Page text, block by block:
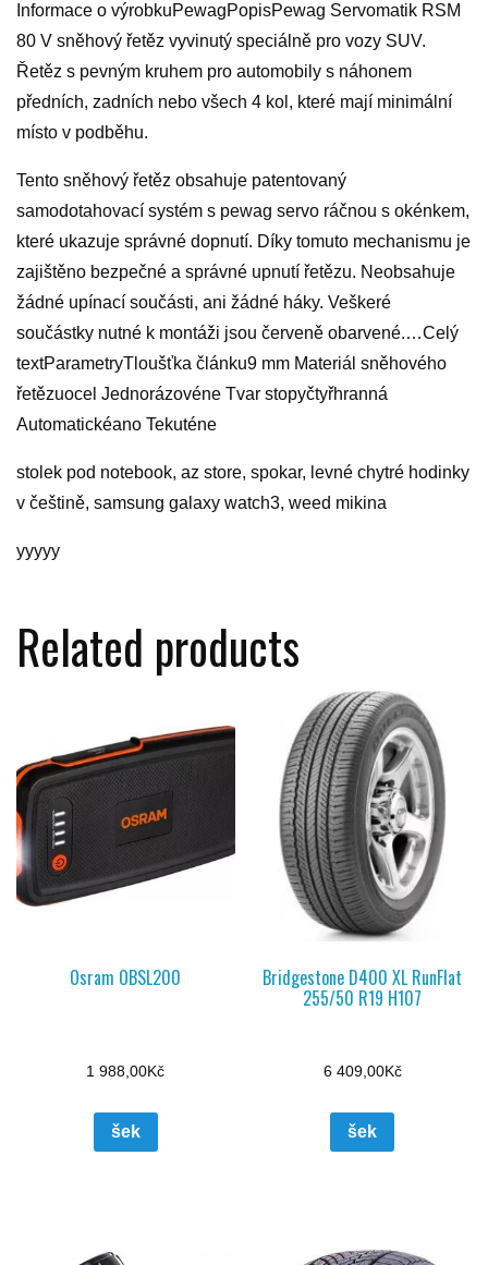
Informace o výrobkuPewagPopisPewag Servomatik RSM
80 V sněhový řetěz vyvinutý speciálně pro vozy SUV.
Řetěz s pevným kruhem pro automobily s náhonem
předních, zadních nebo všech 4 kol, které mají minimální
místo v podběhu.
Tento sněhový řetěz obsahuje patentovaný
samodotahovací systém s pewag servo ráčnou s okénkem,
které ukazuje správné dopnutí. Díky tomuto mechanismu je
zajištěno bezpečné a správné upnutí řetězu. Neobsahuje
žádné upínací součásti, ani žádné háky. Veškeré
součástky nutné k montáži jsou červeně obarvené.…Celý
textParametryTloušťka článku9 mm Materiál sněhového
řetězuocel Jednorázovéne Tvar stopyčtyřhranná
Automatickéano Tekuténe
stolek pod notebook, az store, spokar, levné chytré hodinky
v češtině, samsung galaxy watch3, weed mikina
yyyyy
Related products
Osram OBSL200
1 988,00Kč
šek
Bridgestone D400 XL RunFlat
255/50 R19 H107
6 409,00Kč
šek